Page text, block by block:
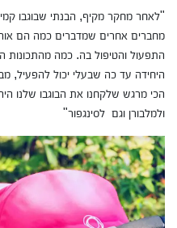
"לאחר מחקר מקיף, הבנתי שבוגבו
מחברים אחרים שמדברים כמה הם
התפעול והטיפול בה. כמה מהתכונות
היחידה עד כה שבעלי יכול להפעיל,
הכי מרגש שלקחנו את הבוגבו שלנו היה
ולמלבורן וגם לסינגפור"